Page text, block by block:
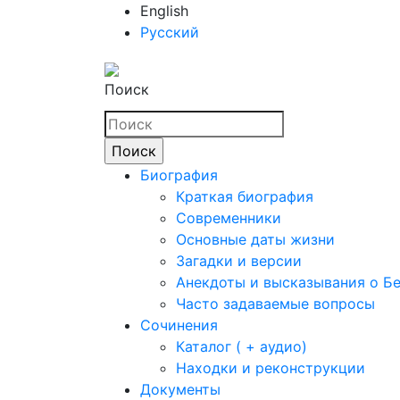
English
Русский
Поиск
Биография
Краткая биография
Современники
Основные даты жизни
Загадки и версии
Анекдоты и высказывания о
Часто задаваемые вопросы
Сочинения
Каталог ( + аудио)
Находки и реконструкции
Документы